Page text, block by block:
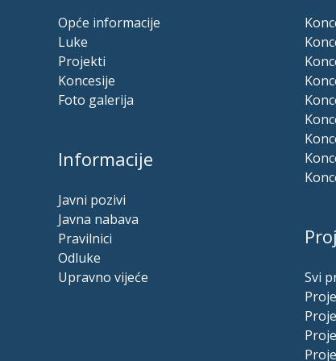
Opće informacije
Luke
Projekti
Koncesije
Foto galerija
Informacije
Javni pozivi
Javna nabava
Pravilnici
Odluke
Upravno vijeće
Svi